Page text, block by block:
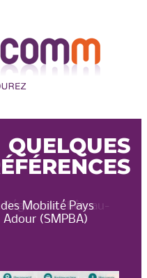
QUELQUES
Mobilité Pays
Adour (SMPBA)